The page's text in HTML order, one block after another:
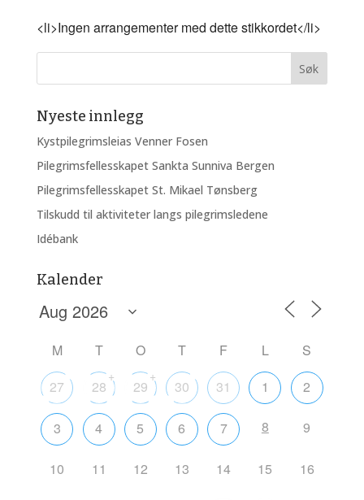
<li>Ingen arrangementer med dette stikkordet</li>
Nyeste innlegg
Kystpilegrimsleias Venner Fosen
Pilegrimsfellesskapet Sankta Sunniva Bergen
Pilegrimsfellesskapet St. Mikael Tønsberg
Tilskudd til aktiviteter langs pilegrimsledene
Idébank
Kalender
M T O T F L
S
27
28
+
29
+
30 31 1 2
3 4 5 6 7 8 9
10 11 12 13 14 15 16